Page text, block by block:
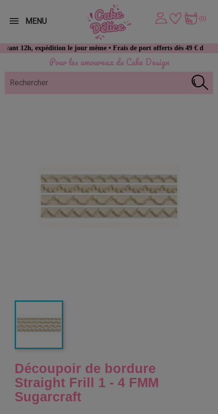
Pour les amoureux du Cake Design
expédition le jour même • Frais de port offerts dès 49 € d’achat
(0)
MENU
Découpoir de bordure
Straight Frill 1 - 4 FMM
Sugarcraft